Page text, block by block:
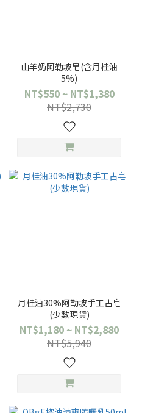
山羊奶阿勒坡皂(含月桂油
5%)
NT$550 ~ NT$1,380
NT$2,730
月桂油30%阿勒坡手工古皂
(少數現貨)
NT$1,180 ~ NT$2,880
NT$5,940